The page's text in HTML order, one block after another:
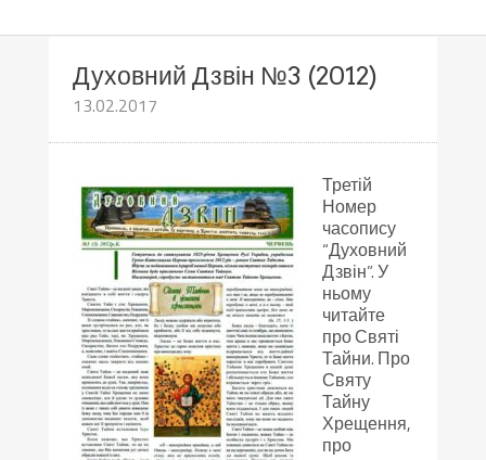
Духовний Дзвін №3 (2012)
13.02.2017
Третій
Номер
часопису
“Духовний
Дзвін”. У
ньому
читайте
про Святі
Тайни. Про
Святу
Тайну
Хрещення,
про